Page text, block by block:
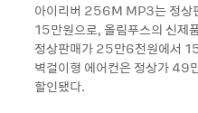
아이리버 256M MP3는 정상
15만원으로, 올림푸스의 신제
정상판매가 25만6천원에서
벽걸이형 에어컨은 정상가
할인됐다.